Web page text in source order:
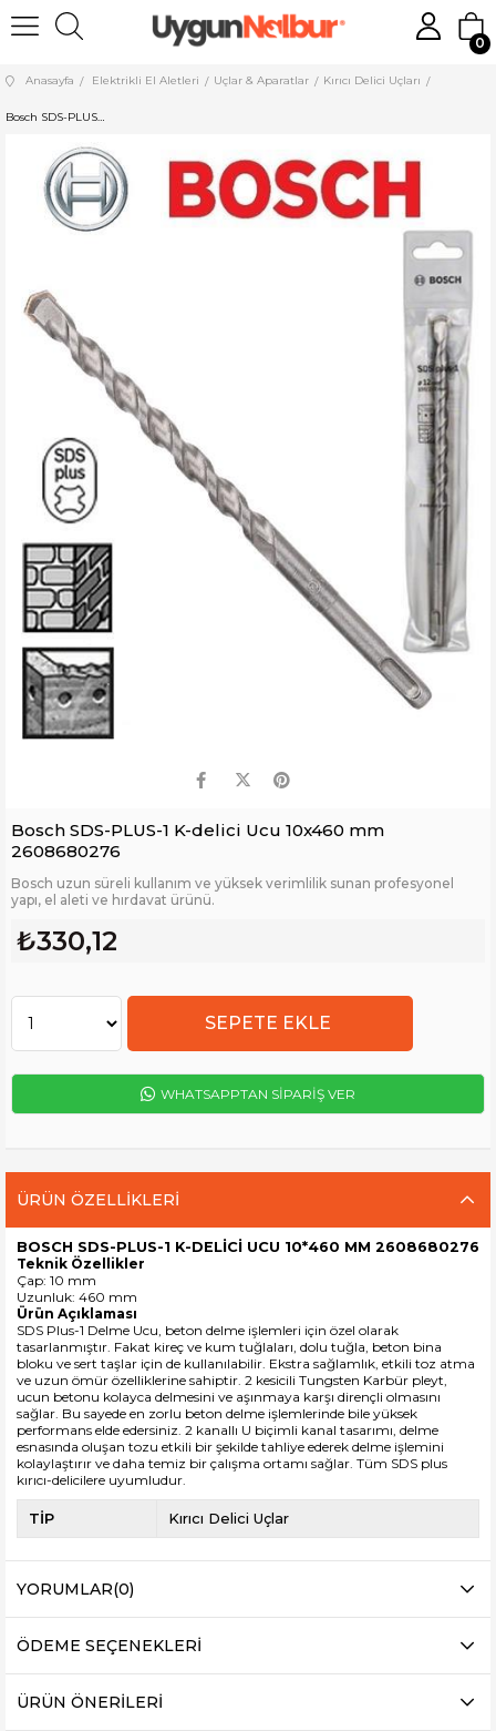
0
Anasayfa Elektrikli El Aletleri Uçlar & Aparatlar Kırıcı Delici Uçları
Bosch SDS-PLUS-1 K-delici Ucu 10x460 mm 2608680276
Bosch SDS-PLUS-1 K-delici Ucu 10x460 mm
2608680276
Bosch uzun süreli kullanım ve yüksek verimlilik sunan profesyonel
yapı, el aleti ve hırdavat ürünü.
₺330,12
WHATSAPPTAN SİPARİŞ VER
ÜRÜN ÖZELLIKLERI
BOSCH SDS-PLUS-1 K-DELİCİ UCU 10*460 MM 2608680276
Teknik Özellikler
Çap: 10 mm
Uzunluk: 460 mm
Ürün Açıklaması
SDS Plus-1 Delme Ucu, beton delme işlemleri için özel olarak
tasarlanmıştır. Fakat kireç ve kum tuğlaları, dolu tuğla, beton bina
bloku ve sert taşlar için de kullanılabilir. Ekstra sağlamlık, etkili toz atma
ve uzun ömür özelliklerine sahiptir. 2 kesicili Tungsten Karbür pleyt,
ucun betonu kolayca delmesini ve aşınmaya karşı dirençli olmasını
sağlar. Bu sayede en zorlu beton delme işlemlerinde bile yüksek
performans elde edersiniz. 2 kanallı U biçimli kanal tasarımı, delme
esnasında oluşan tozu etkili bir şekilde tahliye ederek delme işlemini
kolaylaştırır ve daha temiz bir çalışma ortamı sağlar. Tüm SDS plus
kırıcı-delicilere uyumludur.
TİP Kırıcı Delici Uçlar
YORUMLAR(0)
ÖDEME SEÇENEKLERI
ÜRÜN ÖNERILERI